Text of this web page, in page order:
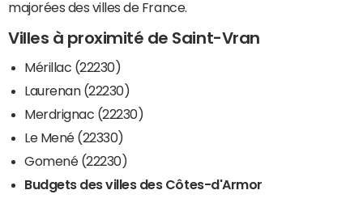
majorées des villes de France.
Villes à proximité de Saint-Vran
Mérillac (22230)
Laurenan (22230)
Merdrignac (22230)
Le Mené (22330)
Gomené (22230)
Budgets des villes des Côtes-d'Armor